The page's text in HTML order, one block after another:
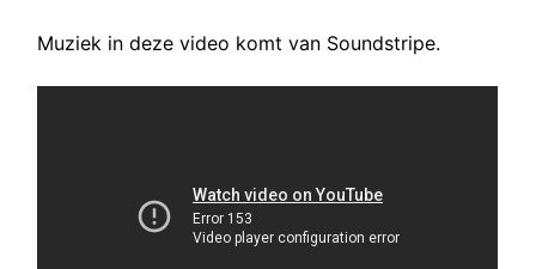
Muziek in deze video komt van Soundstripe.